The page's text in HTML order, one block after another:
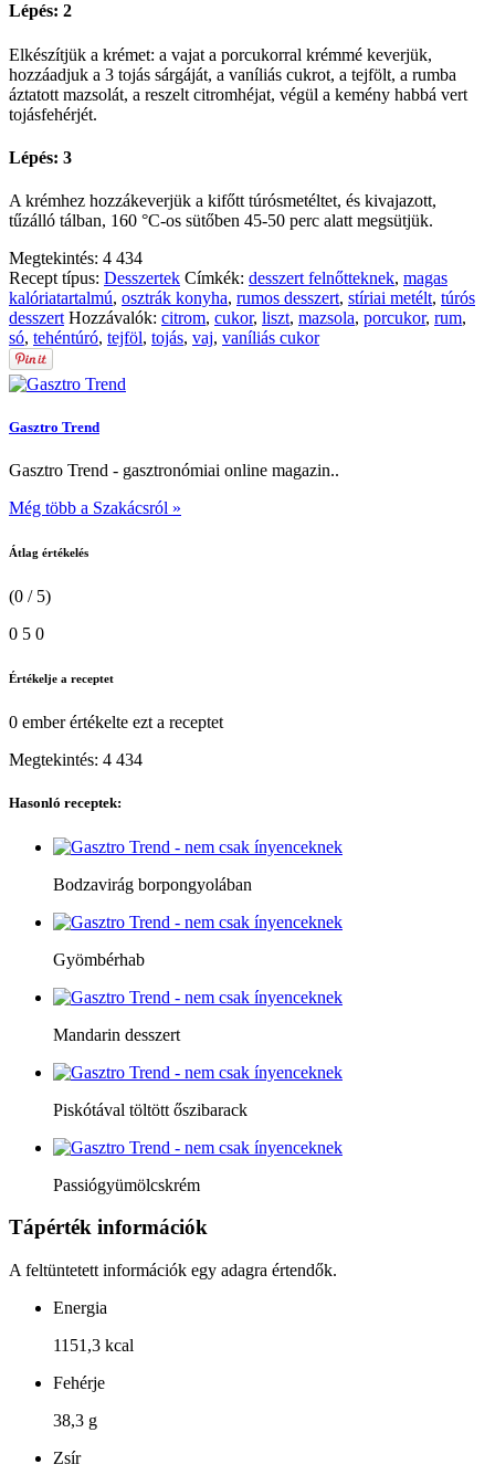
Lépés: 2
Elkészítjük a krémet: a vajat a porcukorral krémmé keverjük,
hozzáadjuk a 3 tojás sárgáját, a vaníliás cukrot, a tejfölt, a rumba
áztatott mazsolát, a reszelt citromhéjat, végül a kemény habbá vert
tojásfehérjét.
Lépés: 3
A krémhez hozzákeverjük a kifőtt túrósmetéltet, és kivajazott,
tűzálló tálban, 160 °C-os sütőben 45-50 perc alatt megsütjük.
Megtekintés: 4 434
Recept típus: Desszertek Címkék: desszert felnőtteknek, magas
kalóriatartalmú, osztrák konyha, rumos desszert, stíriai metélt, túrós
desszert Hozzávalók: citrom, cukor, liszt, mazsola, porcukor, rum,
só, tehéntúró, tejföl, tojás, vaj, vaníliás cukor
Gasztro Trend
Gasztro Trend - gasztronómiai online magazin..
Még több a Szakácsról »
Átlag értékelés
(0 / 5)
0 5 0
Értékelje a receptet
0 emberértékelte ezt a receptet
Megtekintés: 4 434
Hasonló receptek:
Bodzavirág borpongyolában
Gyömbérhab
Mandarin desszert
Piskótával töltött őszibarack
Passiógyümölcskrém
Tápérték információk
A feltüntetett információk egy adagra értendők.
Energia
1151,3 kcal
Fehérje
38,3 g
Zsír